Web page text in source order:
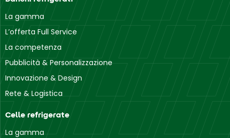
La gamma
L’offerta Full Service
La competenza
Pubblicità & Personalizzazione
Innovazione & Design
Rete & Logistica
Celle refrigerate
La gamma